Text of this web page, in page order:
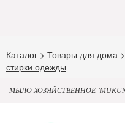
Каталог > Товары для дома >
стирки одежды
МЫЛО ХОЗЯЙСТВЕННОЕ